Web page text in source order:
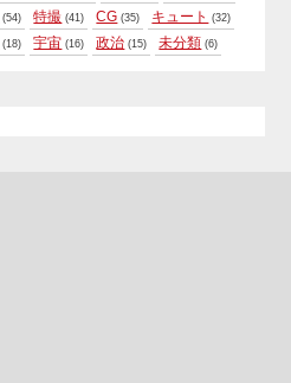
(54) 特撮 (41) CG (35) キュート (32)
(18) 宇宙 (16) 政治 (15) 未分類 (6)